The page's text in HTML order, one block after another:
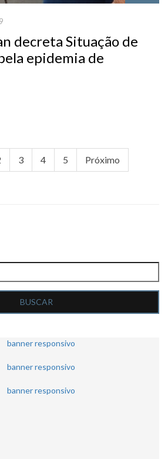
decreta Situação de
epidemia de
3 4 5 Próximo